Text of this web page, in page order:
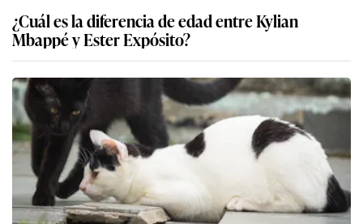
¿Cuál es la diferencia de edad entre Kylian
Mbappé y Ester Expósito?